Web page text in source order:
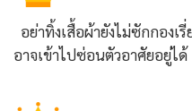
อย่าทิ้งเสื้อผ้ายังไม่ซักกอง
อาจเข้าไปซ่อนตัวอาศัยอยู่ได้